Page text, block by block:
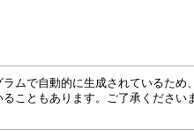
ムで自動的に生成されているため
こともあります。ご了承ください